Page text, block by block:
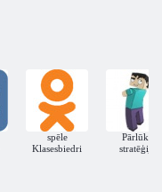
spēle
Klasesbiedri
Pārlūks
stratēģija